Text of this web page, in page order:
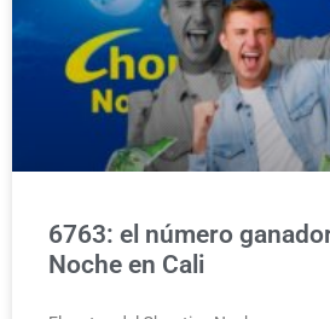
6763: el número
Noche en Cali